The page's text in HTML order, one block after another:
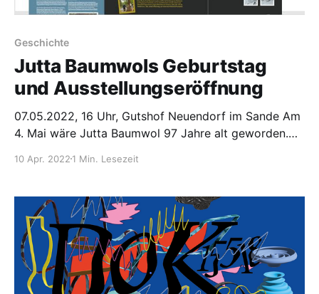
Geschichte
Jutta Baumwols Geburtstag
und Ausstellungseröffnung
07.05.2022, 16 Uhr, Gutshof Neuendorf im Sande Am
4. Mai wäre Jutta Baumwol 97 Jahre alt geworden.
Bewohnerinnen des Landwerks Neuendorf nach
der 2018 ein Denkmal für seine Schwester in
Neuendorf im
10 Apr. 2022 1 Min. Lesezeit